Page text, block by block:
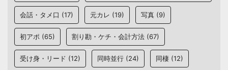
会話・タメ口 (17) 元カレ (19) 写真 (9)
初アポ (65) 割り勘・ケチ・会計方法 (67)
受け身・リード (12) 同時並行 (24) 同棲 (12)